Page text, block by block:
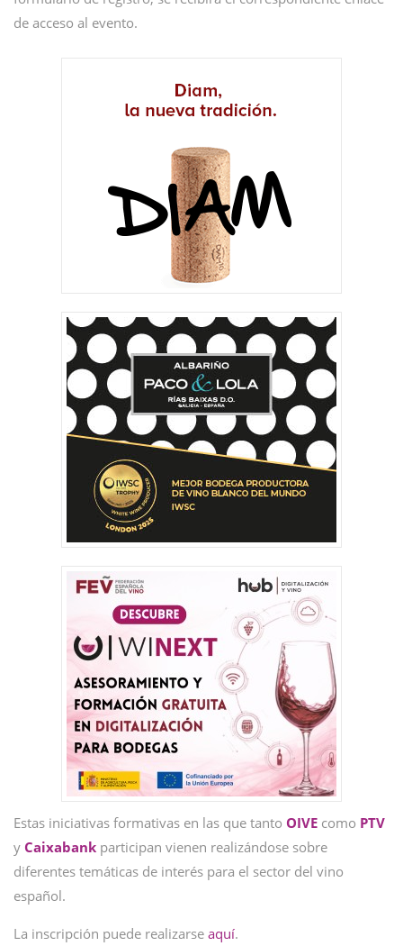
de acceso al evento.
Estas iniciativas formativas en las que tanto OIVE como PTV
y Caixabank participan vienen realizándose sobre
diferentes temáticas de interés para el sector del vino
español.
La inscripción puede realizarse aquí.